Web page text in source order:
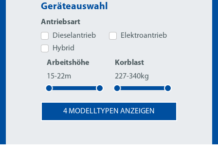
Geräteauswahl
Antriebsart
Dieselantrieb
Elektroantrieb
Hybrid
Arbeitshöhe
15-22m
Korblast
227-340kg
4 MODELLTYPEN ANZEIGEN